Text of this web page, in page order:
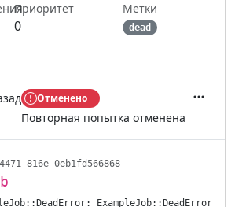
Приоритет
0
Метки
dead
Отменено
Повторная попытка отменена
816e-0eb1fd566868
ExampleJob::DeadError